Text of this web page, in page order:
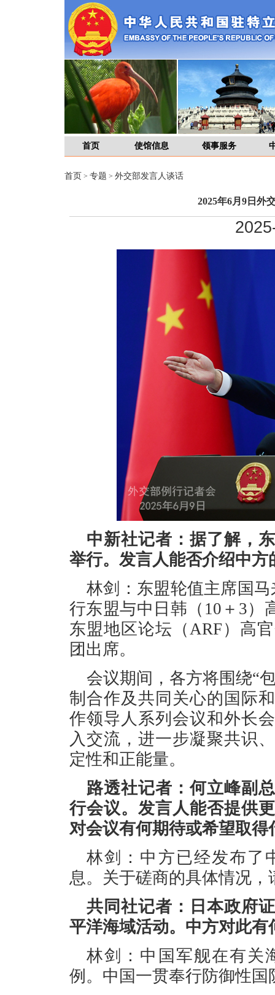
首页 使馆信息 领事服务
首页 > 专题 > 外交部发言人谈话
2025年6月9日外
中新社记者：据了解，
举行。发言人能否介绍中
林剑：东盟轮值主席国
行东盟与中日韩（10＋3）
东盟地区论坛（ARF）高
团出席。
会议期间，各方将围绕“
制合作及共同关心的国际
作领导人系列会议和外长
入交流，进一步凝聚共识
定性和正能量。
路透社记者：何立峰副
行会议。发言人能否提供
对会议有何期待或希望取得
林剑：中方已经发布了
息。关于磋商的具体情况，
共同社记者：日本政府
平洋海域活动。中方对此有
林剑：中国军舰在有关
例。中国一贯奉行防御性